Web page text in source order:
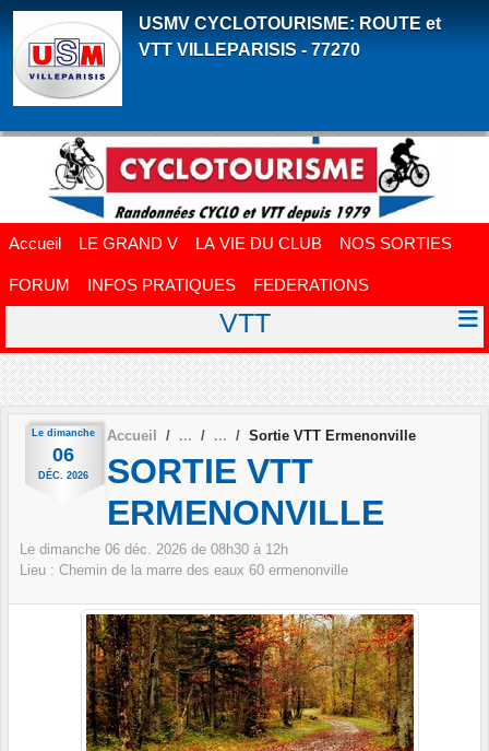
USMV CYCLOTOURISME: ROUTE et
VTT VILLEPARISIS - 77270
Accueil LE GRAND V LA VIE DU CLUB NOS SORTIES
FORUM INFOS PRATIQUES FEDERATIONS
VTT
Le dimanche
06
DÉC. 2026
Accueil Sortie VTT Ermenonville
SORTIE VTT
ERMENONVILLE
Le dimanche 06 déc. 2026 de 08h30 à 12h
Lieu : Chemin de la marre des eaux 60 ermenonville
Panneau de gestion des cookies